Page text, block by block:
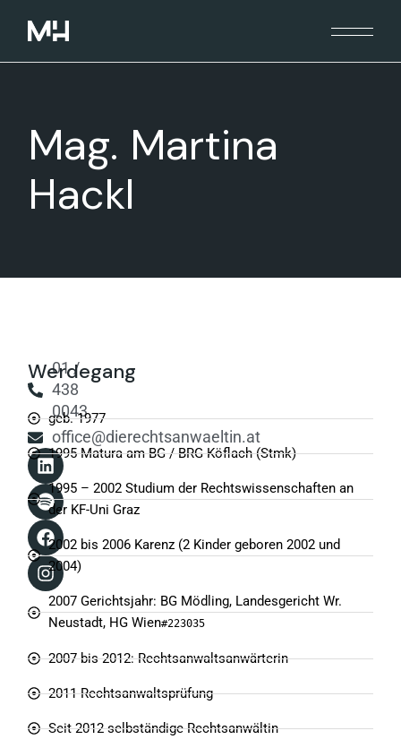
Mag. Martina
Hackl
01 /
438
0043
office@dierechtsanwaeltin.at
Werdegang
geb. 1977
1995 Matura am BG / BRG Köflach (Stmk)
1995 – 2002 Studium der Rechtswissenschaften an
der KF-Uni Graz
2002 bis 2006 Karenz (2 Kinder geboren 2002 und
2004)
2007 Gerichtsjahr: BG Mödling, Landesgericht Wr.
Neustadt, HG Wien#223035
2007 bis 2012: Rechtsanwaltsanwärterin
2011 Rechtsanwaltsprüfung
Seit 2012 selbständige Rechtsanwältin